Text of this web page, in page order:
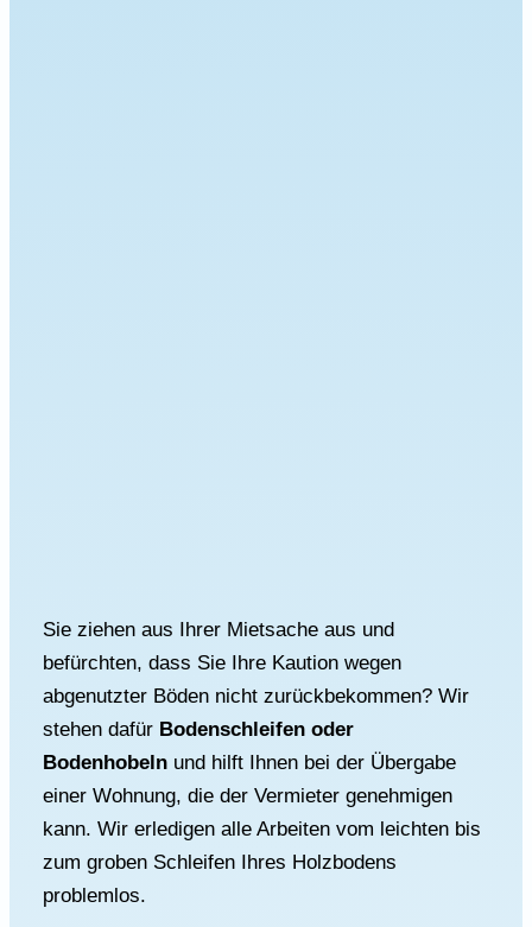
Sie ziehen aus Ihrer Mietsache aus und
befürchten, dass Sie Ihre Kaution wegen
abgenutzter Böden nicht zurückbekommen? Wir
stehen dafür Bodenschleifen oder
Bodenhobeln und hilft Ihnen bei der Übergabe
einer Wohnung, die der Vermieter genehmigen
kann. Wir erledigen alle Arbeiten vom leichten bis
zum groben Schleifen Ihres Holzbodens
problemlos.